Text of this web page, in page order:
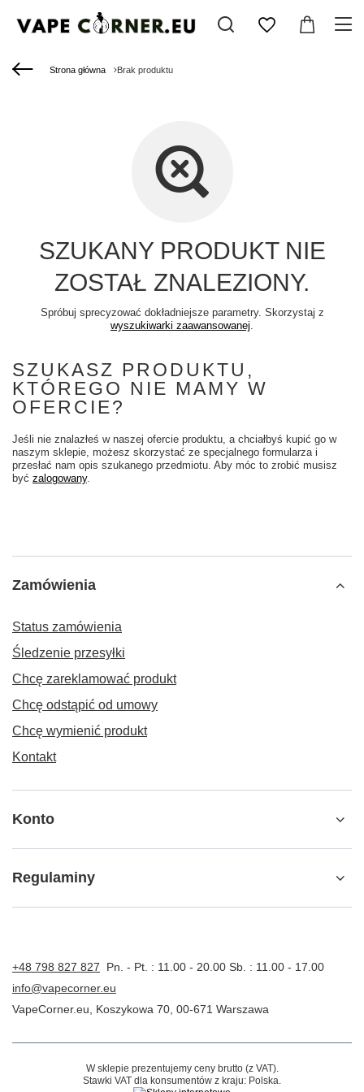
Strona główna Brak produktu
SZUKANY PRODUKT NIE
ZOSTAŁ ZNALEZIONY.
Spróbuj sprecyzować dokładniejsze parametry. Skorzystaj z
wyszukiwarki zaawansowanej.
SZUKASZ PRODUKTU,
KTÓREGO NIE MAMY W
OFERCIE?
Jeśli nie znalazłeś w naszej ofercie produktu, a chciałbyś kupić go w
naszym sklepie, możesz skorzystać ze specjalnego formularza i
przesłać nam opis szukanego przedmiotu. Aby móc to zrobić musisz
być zalogowany.
Zamówienia
Status zamówienia
Śledzenie przesyłki
Chcę zareklamować produkt
Chcę odstąpić od umowy
Chcę wymienić produkt
Kontakt
Konto
Regulaminy
+48 798 827 827
Pn. - Pt. : 11.00 - 20.00 Sb. : 11.00 - 17.00
info@vapecorner.eu
VapeCorner.eu
Koszykowa 70 00-671 Warszawa
W sklepie prezentujemy ceny brutto (z VAT).
Stawki VAT dla konsumentów z kraju: Polska.